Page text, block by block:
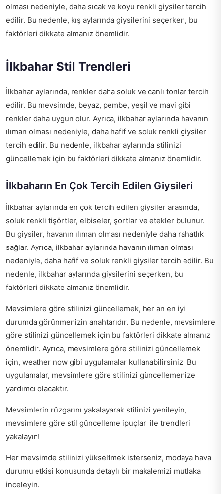
olması nedeniyle, daha sıcak ve koyu renkli giysiler tercih
edilir. Bu nedenle, kış aylarında giysilerini seçerken, bu
faktörleri dikkate almanız önemlidir.
İlkbahar Stil Trendleri
İlkbahar aylarında, renkler daha soluk ve canlı tonlar tercih
edilir. Bu mevsimde, beyaz, pembe, yeşil ve mavi gibi
renkler daha uygun olur. Ayrıca, ilkbahar aylarında havanın
ılıman olması nedeniyle, daha hafif ve soluk renkli giysiler
tercih edilir. Bu nedenle, ilkbahar aylarında stilinizi
güncellemek için bu faktörleri dikkate almanız önemlidir.
İlkbaharın En Çok Tercih Edilen Giysileri
İlkbahar aylarında en çok tercih edilen giysiler arasında,
soluk renkli tişörtler, elbiseler, şortlar ve etekler bulunur.
Bu giysiler, havanın ılıman olması nedeniyle daha rahatlık
sağlar. Ayrıca, ilkbahar aylarında havanın ılıman olması
nedeniyle, daha hafif ve soluk renkli giysiler tercih edilir. Bu
nedenle, ilkbahar aylarında giysilerini seçerken, bu
faktörleri dikkate almanız önemlidir.
Mevsimlere göre stilinizi güncellemek, her an en iyi
durumda görünmenizin anahtarıdır. Bu nedenle, mevsimlere
göre stilinizi güncellemek için bu faktörleri dikkate almanız
önemlidir. Ayrıca, mevsimlere göre stilinizi güncellemek
için, weather now gibi uygulamalar kullanabilirsiniz. Bu
uygulamalar, mevsimlere göre stilinizi güncellemenize
yardımcı olacaktır.
Mevsimlerin rüzgarını yakalayarak stilinizi yenileyin,
mevsimlere göre stil güncelleme ipuçları ile trendleri
yakalayın!
Her mevsimde stilinizi yükseltmek isterseniz, modaya hava
durumu etkisi konusunda detaylı bir makalemizi mutlaka
inceleyin.